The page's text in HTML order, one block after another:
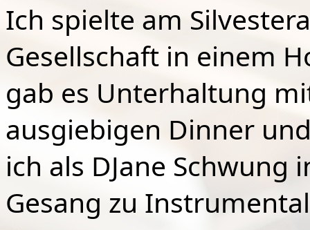
Ich spielte am
Gesellschaft in einem
gab es Unterhaltung
ausgiebigen Dinner
ich als DJane Schwung
Gesang zu